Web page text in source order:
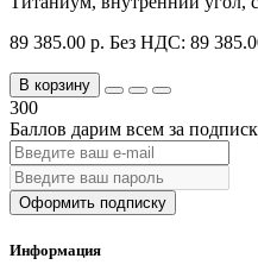
89 385.00 р. Без НДС: 89
В корзину
300
Баллов дарим всем за
Оформить подписку
Информация